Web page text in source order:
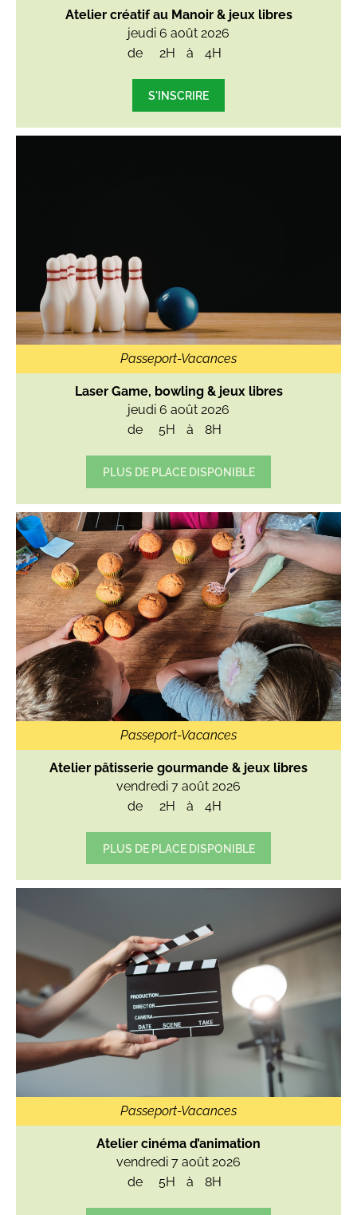
Atelier créatif au Manoir & jeux libres
jeudi 6 août 2026
de
2H à 4H
S'INSCRIRE
Passeport-Vacances
Laser Game, bowling & jeux libres
jeudi 6 août 2026
de
5H à 8H
PLUS DE PLACE DISPONIBLE
Passeport-Vacances
Atelier pâtisserie gourmande & jeux libres
vendredi 7 août 2026
de
2H à 4H
PLUS DE PLACE DISPONIBLE
Passeport-Vacances
Atelier cinéma d’animation
vendredi 7 août 2026
de
5H à 8H